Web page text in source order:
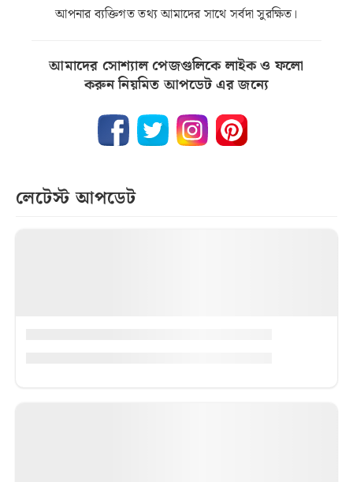
আপনার ব্যক্তিগত তথ্য আমাদের সাথে সর্বদা সুরক্ষিত।
আমাদের সোশ্যাল পেজগুলিকে লাইক ও ফলো
করুন নিয়মিত আপডেট এর জন্যে
লেটেস্ট আপডেট